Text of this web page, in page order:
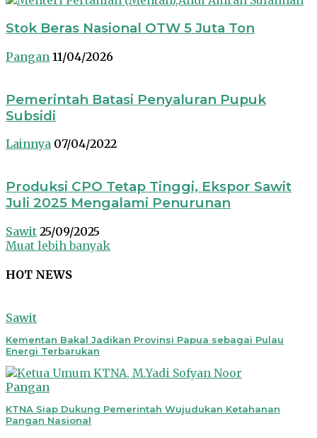
Stok Beras Nasional OTW 5 Juta Ton
Pangan 11/04/2026
Pemerintah Batasi Penyaluran Pupuk
Subsidi
Lainnya 07/04/2022
Produksi CPO Tetap Tinggi, Ekspor Sawit
Juli 2025 Mengalami Penurunan
Sawit 25/09/2025
Muat lebih banyak
HOT NEWS
Sawit
Kementan Bakal Jadikan Provinsi Papua sebagai Pulau
Energi Terbarukan
Pangan
KTNA Siap Dukung Pemerintah Wujudukan Ketahanan
Pangan Nasional